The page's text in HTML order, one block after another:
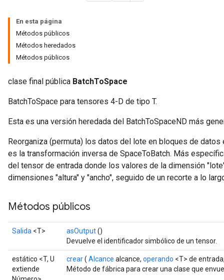
En esta página
Métodos públicos
Métodos heredados
Métodos públicos
clase final pública BatchToSpace
BatchToSpace para tensores 4-D de tipo T.
Esta es una versión heredada del BatchToSpaceND más
Reorganiza (permuta) los datos del lote en bloques de
es la transformación inversa de SpaceToBatch. Más
del tensor de entrada donde los valores de la dimensión
dimensiones "altura" y "ancho", seguido de un recorte a lo
Métodos públicos
Salida <T> asOutput()
Devuelve el identificador simbólico de un tensor.
estático <T, U
extiende
crear( Alcance alcance, operando <T> de
Método de fábrica para crear una clase que